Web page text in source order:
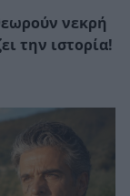
νεκρή
την ιστορία!